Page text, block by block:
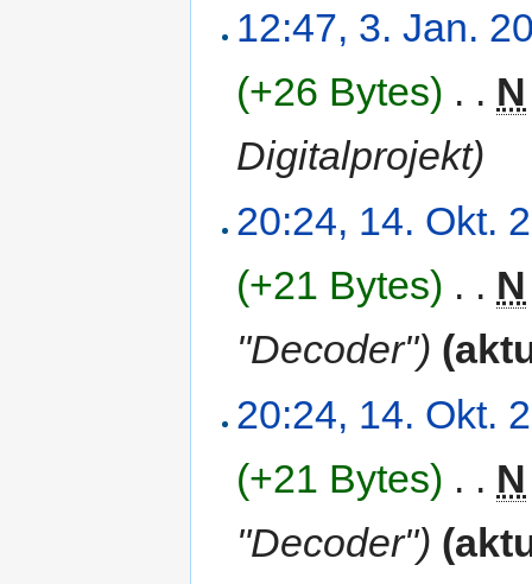
12:47, 3. Jan.
(+26 Bytes) . . N
Digitalprojekt)
20:24, 14. Okt.
(+21 Bytes) . . N
"Decoder")
20:24, 14. Okt.
(+21 Bytes) . . N
"Decoder")